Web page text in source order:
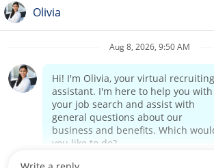
ボストン・サイエンティフィックウェブ